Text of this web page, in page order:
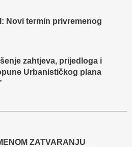
Novi termin privremenog
zahtjeva, prijedloga i
Urbanističkog plana
ZATVARANJU